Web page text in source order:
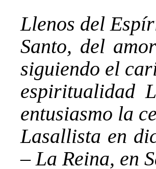
Llenos del
Santo, del
siguiendo el
espiritualidad
entusiasmo la
Lasallista en
– La Reina, en